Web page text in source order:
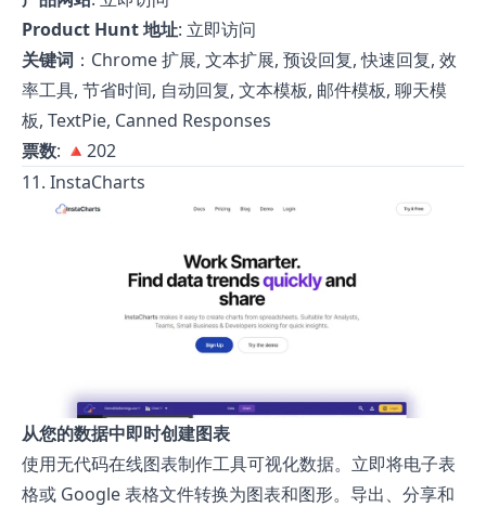
Product Hunt 地址: 立即访问
关键词 ：Chrome 扩展, 文本扩展, 预设回复, 快速回复, 效
率工具, 节省时间, 自动回复, 文本模板, 邮件模板, 聊天模
板, TextPie, Canned Responses
票数: 🔺202
11. InstaCharts
从您的数据中即时创建图表
使用无代码在线图表制作工具可视化数据。立即将电子表
格或 Google 表格文件转换为图表和图形。导出、分享和